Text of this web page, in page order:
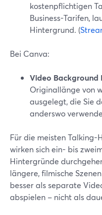
kostenpflichtigen
Business-Tarifen,
Hintergrund. (
Bei Canva:
Video Background
Originallänge von
ausgelegt, die Sie
anderswo
Für die meisten Talking-
wirken sich ein- bis
Hintergründe
längere, filmische
besser als separate
abspielen – nicht als